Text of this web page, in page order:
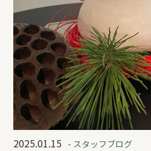
2025.01.15 - スタッフブログ